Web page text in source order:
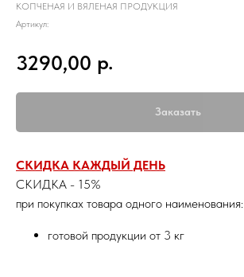
КОПЧЕНАЯ И ВЯЛЕНАЯ ПРОДУКЦИЯ
Артикул:
3290,00 р.
Заказать
СКИДКА КАЖДЫЙ ДЕНЬ
СКИДКА - 15%
при покупках товара одного наименования:
готовой продукции от 3 кг